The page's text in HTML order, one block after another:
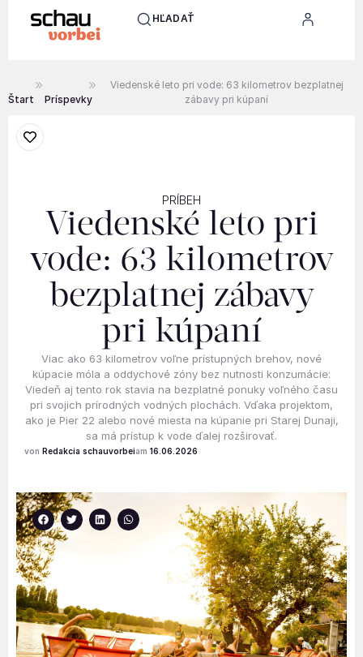
HĽADAŤ
Štart Príspevky
Viedenské leto pri vode: 63 kilometrov bezplatnej
zábavy pri kúpaní
PRÍBEH
Viedenské leto pri
vode: 63 kilometrov
bezplatnej zábavy
pri kúpaní
Viac ako 63 kilometrov voľne prístupných brehov, nové
kúpacie móla a oddychové zóny bez nutnosti konzumácie:
Viedeň aj tento rok stavia na bezplatné ponuky voľného času
pri svojich prírodných vodných plochách. Vďaka projektom,
ako je Pier 22 alebo nové miesta na kúpanie pri Starej Dunaji,
sa má prístup k vode ďalej rozširovať.
Redakcia schauvorbei 16.06.2026